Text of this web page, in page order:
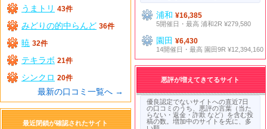
うまトリ 43件
みどりの的中らんど 36件
暁 32件
テキラボ 21件
シンクロ 20件
最新の口コミ一覧へ →
浦和¥16,385
5開催日・最高 浦和2R ¥279,580
園田¥6,430
14開催日・最高 園田9R ¥12,394,160
悪評が増えてきてるサイト
優良認定でないサイトへの直近7日
の口コミのうち、悪評の言葉（当た
らない・返金・詐欺 など）を含む投
稿の数。増加中のサイトを先に、多
最近閉鎖が確認されたサイト